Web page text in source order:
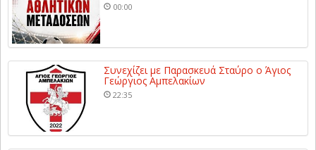
00:00
Συνεχίζει με Παρασκευά Σταύρο ο Άγιος
Γεώργιος Αμπελακίων
22:35